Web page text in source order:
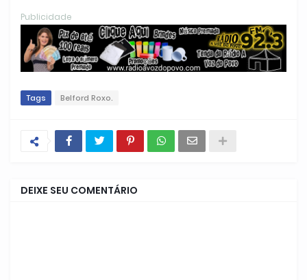
Publicidade
Tags Belford Roxo.
DEIXE SEU COMENTÁRIO